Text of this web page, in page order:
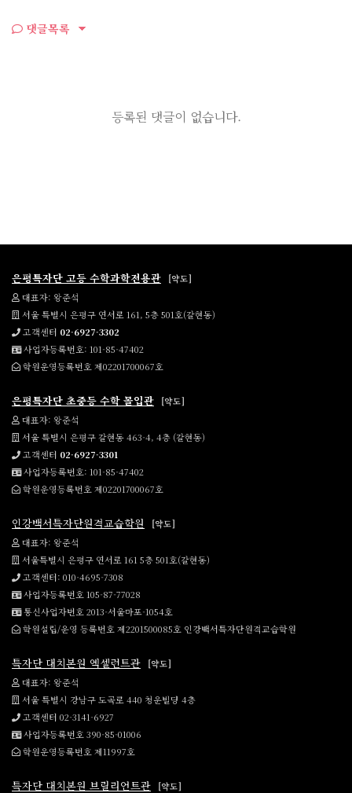
댓글목록
등록된 댓글이 없습니다.
은평특자단 고등 수학과학전용관
[약도]
대표자: 왕준석
서울 특별시 은평구 연서로 161, 5층 501호(갈현동)
고객센터 02-6927-3302
사업자등록번호: 101-85-47402
학원운영등록번호 제02201700067호
은평특자단 초중등 수학 몰입관
[약도]
대표자: 왕준석
서울 특별시 은평구 갈현동 463-4, 4층 (갈현동)
고객센터 02-6927-3301
사업자등록번호: 101-85-47402
학원운영등록번호 제02201700067호
인강백서특자단원격교습학원
[약도]
대표자: 왕준석
서울특별시 은평구 연서로 161 5층 501호(갈현동)
고객센터: 010-4695-7308
사업자등록번호 105-87-77028
통신사업자번호 2013-서울마포-1054호
학원설립/운영 등록번호 제2201500085호 인강백서특자단원격교습학원
특자단 대치본원 엑셀런트관
[약도]
대표자: 왕준석
서울 특별시 강남구 도곡로 440 청운빌딩 4층
고객센터 02-3141-6927
사업자등록번호 390-85-01006
학원운영등록번호 제11997호
특자단 대치본원 브릴리언트관 [약도]